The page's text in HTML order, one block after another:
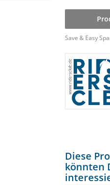
Save & Easy
Diese
könnten